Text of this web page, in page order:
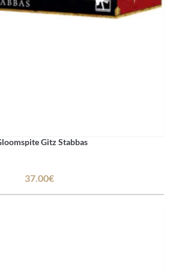
Gitz Stabbas
37.00€